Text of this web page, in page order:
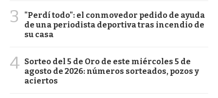
3
"Perdí todo": el conmovedor pedido de ayuda
de una periodista deportiva tras incendio de
su casa
4 Sorteo del 5 de Oro de este miércoles 5 de
agosto de 2026: números sorteados, pozos y
aciertos